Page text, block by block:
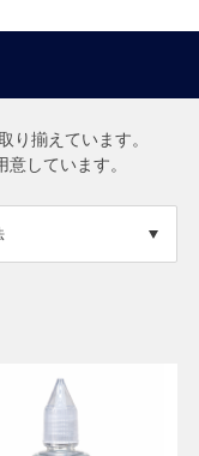
り揃えています。
しています。